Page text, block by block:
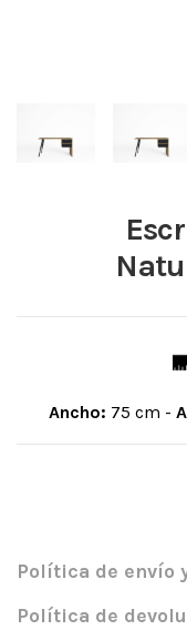
Ancho: 75 cm -
Política de envío
Política de